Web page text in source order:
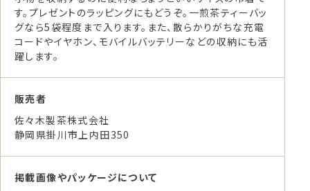
す。プレゼントのラッピングにもどうぞ。一煎茶ティーバッ
グなら5袋程度まで入ります。また、散らかりがちな充電
コードやイヤホン、モバイルバッテリーなどの収納にも活
躍します。
販売者
佐々木製茶株式会社
静岡県掛川市上内田350
掲載画像やパッケージについて